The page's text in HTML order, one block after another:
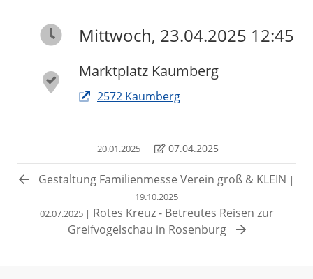
Mittwoch, 23.04.2025 12:45
Marktplatz Kaumberg
2572 Kaumberg
20.01.2025 07.04.2025
Gestaltung Familienmesse Verein groß & KLEIN |
19.10.2025
02.07.2025 | Rotes Kreuz - Betreutes Reisen zur
Greifvogelschau in Rosenburg